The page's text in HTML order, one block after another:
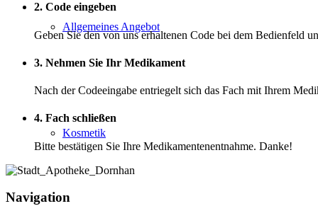
Allgemeines Angebot
Kosmetik
2. Code eingeben
Geben Sie den von uns erhaltenen Code bei dem Bedienfeld
3. Nehmen Sie Ihr Medikament
Nach der Codeeingabe entriegelt sich das Fach mit Ihrem
4. Fach schließen
Bitte bestätigen Sie Ihre Medikamentenentnahme. Danke!
Navigation